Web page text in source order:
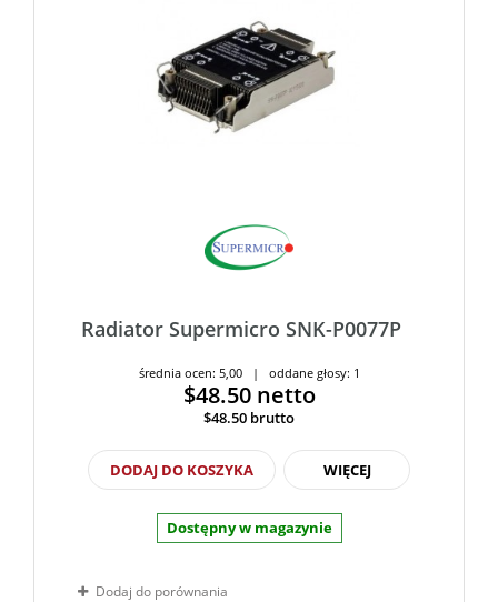
Radiator Supermicro SNK-P0077P
średnia ocen: 5,00 | oddane głosy: 1
$48.50 netto
$48.50 brutto
DODAJ DO KOSZYKA WIĘCEJ
Dostępny w magazynie
Dodaj do porównania